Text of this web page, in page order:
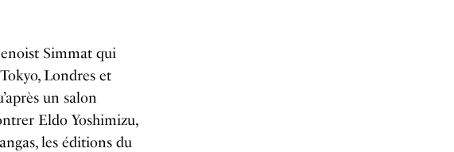
Simmat qui
Londres et
un salon
Eldo Yoshimizu,
les éditions du